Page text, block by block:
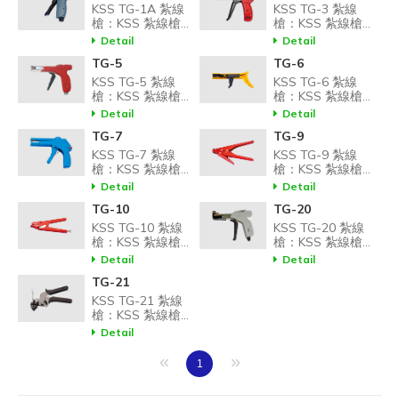
TG-6 2.5 ~ 5.0
KSS TG-1A 紮線
槍：KSS 紮線槍工
具，方便紮線帶之
Detail
KSS TG-3 紮線
槍：KSS 紮線槍工
具，方便紮線帶之
Detail
TG-5
KSS TG-5 紮線
槍：KSS 紮線槍工
具，方便紮線帶之
Detail
TG-6
KSS TG-6 紮線
槍：KSS 紮線槍工
具，方便紮線帶之
Detail
TG-7
KSS TG-7 紮線
槍：KSS 紮線槍工
具，方便紮線帶之
Detail
TG-9
KSS TG-9 紮線
槍：KSS 紮線槍工
具，方便紮線帶之
Detail
TG-10
KSS TG-10 紮線
槍：KSS 紮線槍工
具，方便紮線帶之
Detail
TG-20
KSS TG-20 紮線
槍：KSS 紮線槍工
具，方便紮線帶之
Detail
TG-21
KSS TG-21 紮線
槍：KSS 紮線槍工
具，方便紮線帶之
Detail
« 1 »